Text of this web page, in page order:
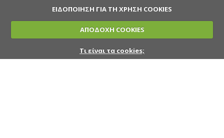
ΕΙΔΟΠΟΙΗΣΗ ΓΙΑ ΤΗ ΧΡΗΣΗ COOKIES
ΑΠΟΔΟΧΗ COOKIES
Τι είναι τα cookies;